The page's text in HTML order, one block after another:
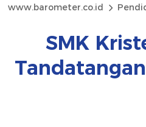
www.barometer.co.id
SMK